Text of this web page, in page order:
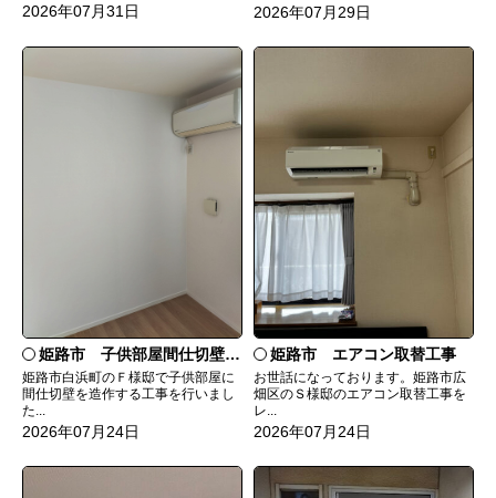
2026年07月31日 2026年07月29日
姫路市 子供部屋間仕切壁造作
姫路市白浜町のＦ様邸で子供部屋に
間仕切壁を造作する工事を行いまし
た...
2026年07月24日
姫路市 エアコン取替工事
お世話になっております。姫路市広
畑区のＳ様邸のエアコン取替工事を
レ...
2026年07月24日